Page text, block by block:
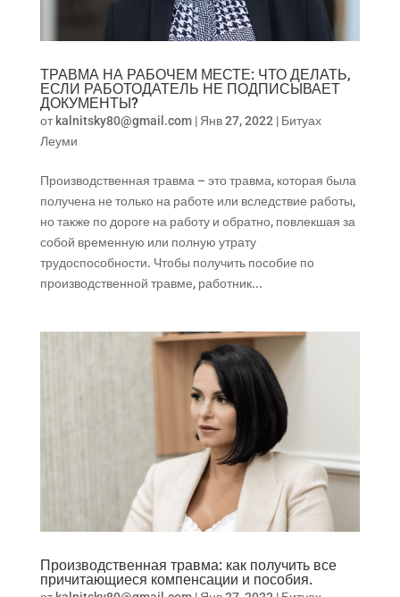
ТРАВМА НА РАБОЧЕМ МЕСТЕ: ЧТО ДЕЛАТЬ,
ЕСЛИ РАБОТОДАТЕЛЬ НЕ ПОДПИСЫВАЕТ
ДОКУМЕНТЫ?
от kalnitsky80@gmail.com| Янв 27, 2022| Битуах
Леуми
Производственная травма – это травма, которая была
получена не только на работе или вследствие работы,
но также по дороге на работу и обратно, повлекшая за
собой временную или полную утрату
трудоспособности. Чтобы получить пособие по
производственной травме, работник...
Производственная травма: как получить все
причитающиеся компенсации и пособия.